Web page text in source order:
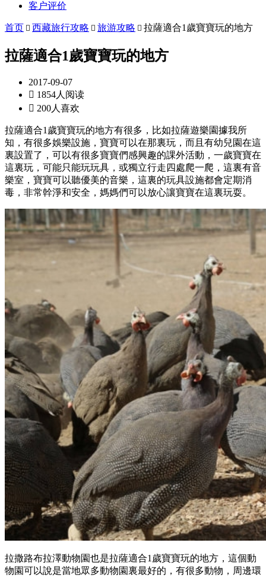
客户评价
首页  西藏旅行攻略  旅游攻略  拉薩適合1歲寶寶玩的地方
拉薩適合1歲寶寶玩的地方
2017-09-07
 1854人阅读
 200人喜欢
拉薩適合1歲寶寶玩的地方有很多，比如拉薩遊樂園據我所
知，有很多娛樂設施，寶寶可以在那裏玩，而且有幼兒園在這
裏設置了，可以有很多寶寶們感興趣的課外活動，一歲寶寶在
這裏玩，可能只能玩玩具，或獨立行走四處爬一爬，這裏有音
樂室，寶寶可以聽優美的音樂，這裏的玩具設施都會定期消
毒，非常幹淨和安全，媽媽們可以放心讓寶寶在這裏玩耍。
拉撒路布拉澤動物園也是拉薩適合1歲寶寶玩的地方，這個動
物園可以說是當地眾多動物園裏最好的，有很多動物，周邊環